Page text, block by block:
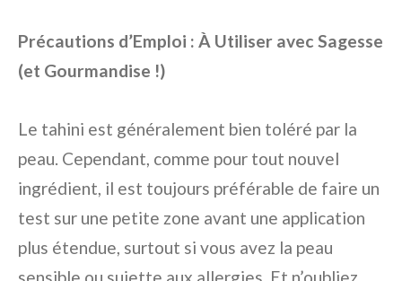
Précautions d’Emploi : À Utiliser avec Sagesse
(et Gourmandise !)
Le tahini est généralement bien toléré par la
peau. Cependant, comme pour tout nouvel
ingrédient, il est toujours préférable de faire un
test sur une petite zone avant une application
plus étendue, surtout si vous avez la peau
sensible ou sujette aux allergies. Et n’oubliez